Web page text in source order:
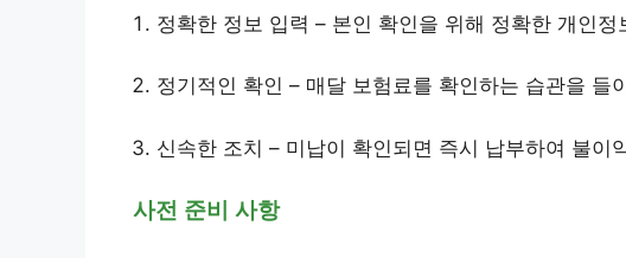
정확한 정보 입력 – 본인 확인을 위해 정확한 개인정
정기적인 확인 – 매달 보험료를 확인하는 습관을 들
신속한 조치 – 미납이 확인되면 즉시 납부하여 불이
사전 준비 사항